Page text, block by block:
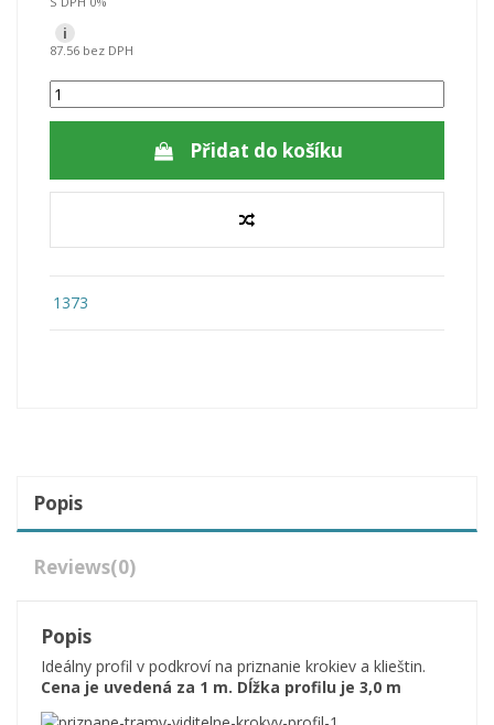
i
87.56 bez DPH
Přidat do košíku
1373
Popis
Reviews(0)
Popis
Ideálny profil v podkroví na priznanie krokiev a klieštin.
Cena je uvedená za 1 m. Dĺžka profilu je 3,0 m